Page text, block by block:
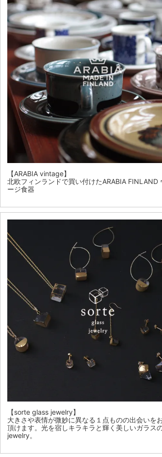
【ARABIA vintage】
北欧フィンランドで買い付けたARABIA FINLAND
ージ食器
【sorte glass jewelry】
大きさや表情が微妙に異なる１点ものの出会いを
頂けます。光を宿しキラキラと輝く美しいガラス
jewelry。